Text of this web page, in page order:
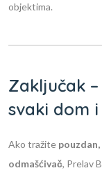
objektima.
Zaključak
svaki dom
Ako tražite
odmašćivač, Prelav